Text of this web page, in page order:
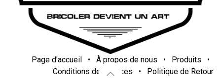
Page d'accueil • À propos de nous • Produits
•
Conditions de services
• Politique de Retour